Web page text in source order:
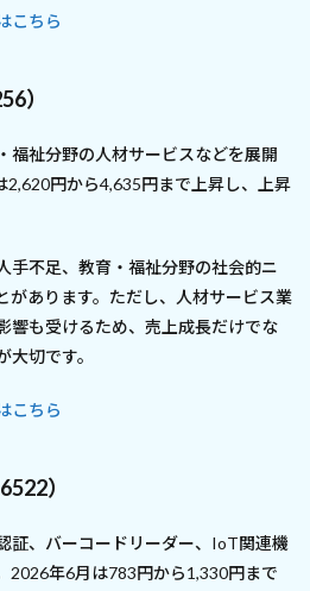
こちら
）
福祉分野の人材サービスなどを展開
2,620円から4,635円まで上昇し、上昇
手不足、教育・福祉分野の社会的ニ
があります。ただし、人材サービス業
響も受けるため、売上成長だけでな
切です。
こちら
）
証、バーコードリーダー、IoT関連機
2026年6月は783円から1,330円まで